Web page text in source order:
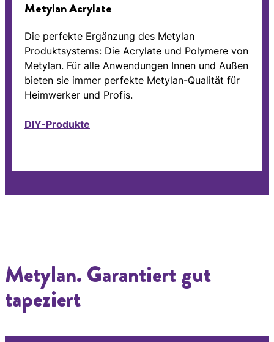
Metylan Acrylate
Die perfekte Ergänzung des Metylan
Produktsystems: Die Acrylate und Polymere von
Metylan. Für alle Anwendungen Innen und Außen
bieten sie immer perfekte Metylan-Qualität für
Heimwerker und Profis.
DIY-Produkte
Metylan. Garantiert gut
tapeziert